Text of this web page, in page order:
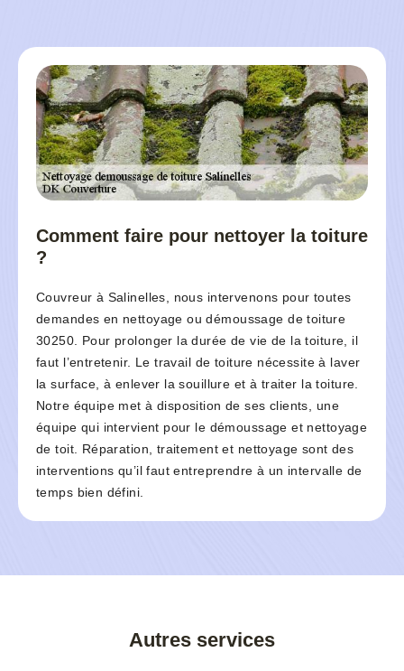
Comment faire pour nettoyer la toiture
?
Couvreur à Salinelles, nous intervenons pour toutes
demandes en nettoyage ou démoussage de toiture
30250. Pour prolonger la durée de vie de la toiture, il
faut l’entretenir. Le travail de toiture nécessite à laver
la surface, à enlever la souillure et à traiter la toiture.
Notre équipe met à disposition de ses clients, une
équipe qui intervient pour le démoussage et nettoyage
de toit. Réparation, traitement et nettoyage sont des
interventions qu’il faut entreprendre à un intervalle de
temps bien défini.
Autres services